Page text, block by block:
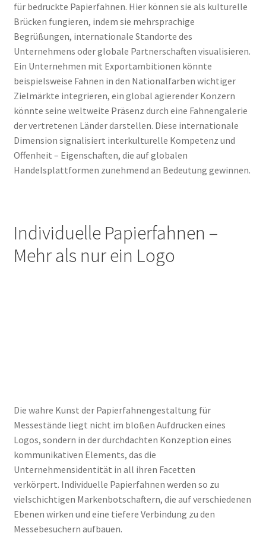
für bedruckte Papierfahnen. Hier können sie als kulturelle
Brücken fungieren, indem sie mehrsprachige
Begrüßungen, internationale Standorte des
Unternehmens oder globale Partnerschaften visualisieren.
Ein Unternehmen mit Exportambitionen könnte
beispielsweise Fahnen in den Nationalfarben wichtiger
Zielmärkte integrieren, ein global agierender Konzern
könnte seine weltweite Präsenz durch eine Fahnengalerie
der vertretenen Länder darstellen. Diese internationale
Dimension signalisiert interkulturelle Kompetenz und
Offenheit – Eigenschaften, die auf globalen
Handelsplattformen zunehmend an Bedeutung gewinnen.
Individuelle Papierfahnen –
Mehr als nur ein Logo
Die wahre Kunst der Papierfahnengestaltung für
Messestände liegt nicht im bloßen Aufdrucken eines
Logos, sondern in der durchdachten Konzeption eines
kommunikativen Elements, das die
Unternehmensidentität in all ihren Facetten
verkörpert. Individuelle Papierfahnen werden so zu
vielschichtigen Markenbotschaftern, die auf verschiedenen
Ebenen wirken und eine tiefere Verbindung zu den
Messebesuchern aufbauen.